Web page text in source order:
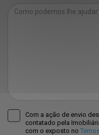
Com a ação de envio
contatado pela
com o exposto no